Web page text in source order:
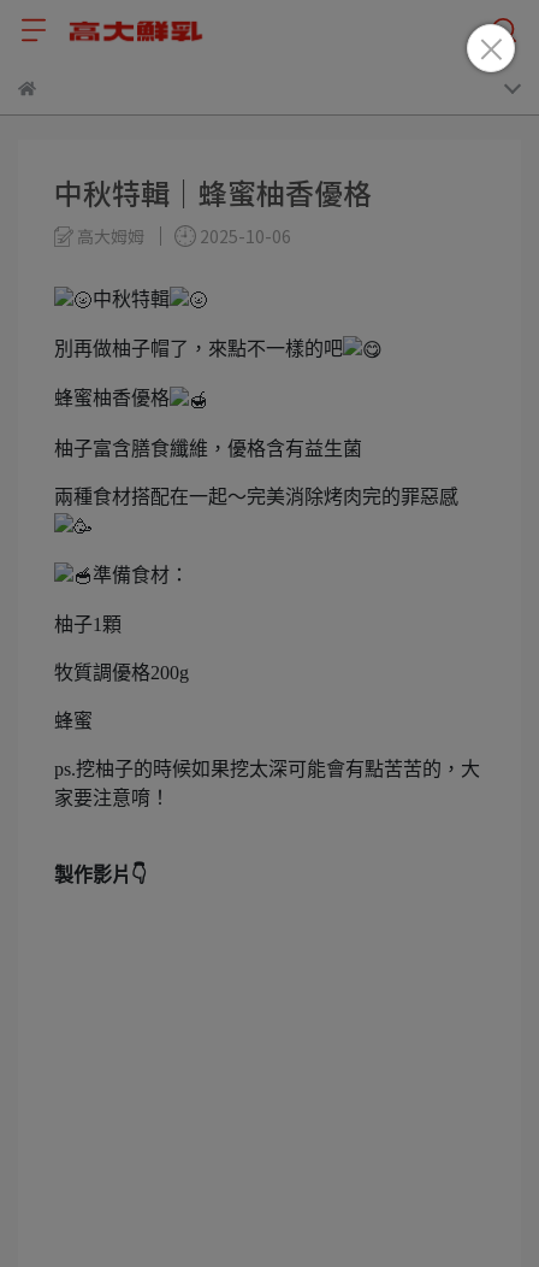
中秋特輯｜蜂蜜柚香優格
高大姆姆 2025-10-06
中秋特輯
別再做柚子帽了，來點不一樣的吧
蜂蜜柚香優格
柚子富含膳食纖維，優格含有益生菌
兩種食材搭配在一起～完美消除烤肉完的罪惡感
準備食材：
柚子1顆
牧質調優格200g
蜂蜜
ps.挖柚子的時候如果挖太深可能會有點苦苦的，大
家要注意唷！
製作影片👇